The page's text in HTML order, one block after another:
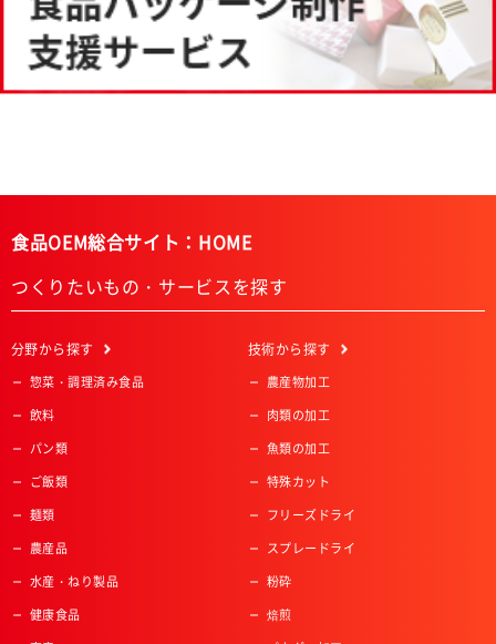
食品OEM総合サイト：HOME
つくりたいもの・サービスを探す
分野から探す
惣菜・調理済み食品
飲料
パン類
ご飯類
麺類
農産品
水産・ねり製品
健康食品
技術から探す
農産物加工
肉類の加工
魚類の加工
特殊カット
フリーズドライ
スプレードライ
粉砕
焙煎